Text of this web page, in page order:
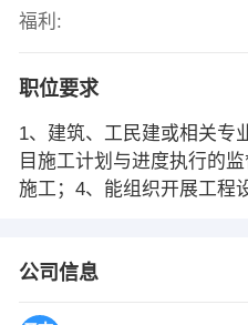
福利:
职位要求
1、建筑、工民建或相关专
目施工计划与进度执行的
施工；4、能组织开展工程
公司信息